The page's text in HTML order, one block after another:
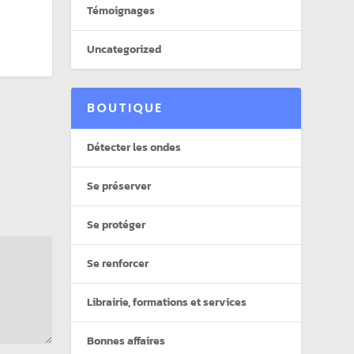
Témoignages
Uncategorized
BOUTIQUE
Détecter les ondes
Se préserver
Se protéger
Se renforcer
Librairie, formations et services
Bonnes affaires